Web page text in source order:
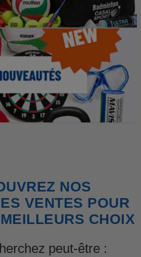
NOS
VENTES POUR
CHOIX
peut-être :